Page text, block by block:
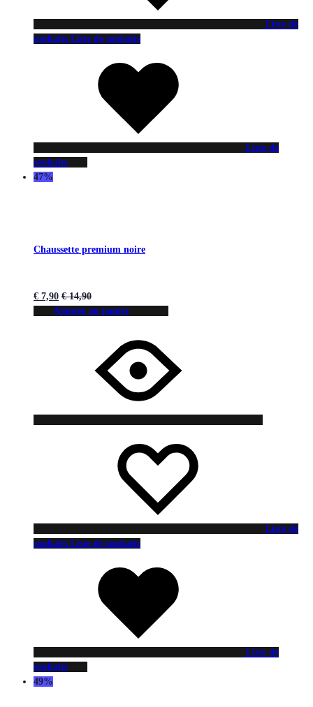
Liste de
souhaits Liste de souhaits
Liste de
souhaits
47%
Chaussette premium noire
€ 7,90 €14,90
Ajouter au panier
Liste de
souhaits Liste de souhaits
Liste de
souhaits
49%